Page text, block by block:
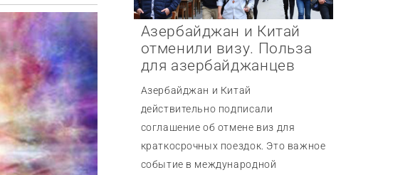
Азербайджан и Китай
отменили визу. Польза
для азербайджанцев
Азербайджан и Китай
действительно подписали
соглашение об отмене виз для
краткосрочных поездок. Это важное
событие в международной